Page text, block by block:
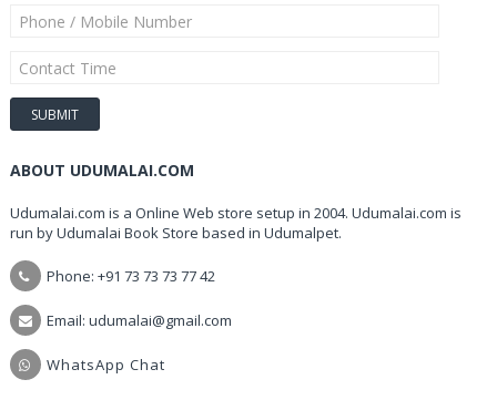
ABOUT UDUMALAI.COM
Udumalai.com is a Online Web store setup in 2004. Udumalai.com is
run by Udumalai Book Store based in Udumalpet.
Phone: +91 73 73 73 77 42
Email: udumalai@gmail.com
WhatsApp Chat